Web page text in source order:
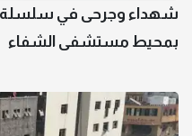
شهداء وجرحى في
بمحيط مستشفى الشفاء